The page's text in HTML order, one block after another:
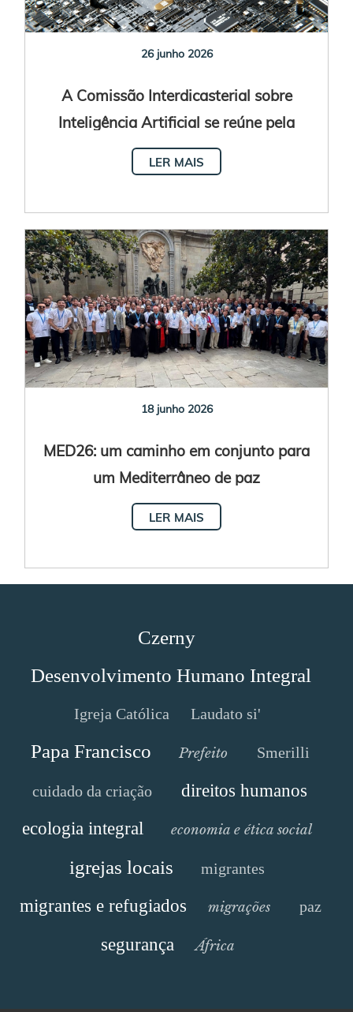
26 junho 2026
A Comissão Interdicasterial sobre
Inteligência Artificial se reúne pela
primeira vez
LER MAIS
18 junho 2026
MED26: um caminho em conjunto para
um Mediterrâneo de paz
LER MAIS
Czerny
Desenvolvimento Humano Integral
Igreja Católica Laudato si'
Papa Francisco Prefeito Smerilli
cuidado da criação
direitos humanos
ecologia integral
economia e ética social
igrejas locais migrantes
migrantes e refugiados migrações paz
segurança África